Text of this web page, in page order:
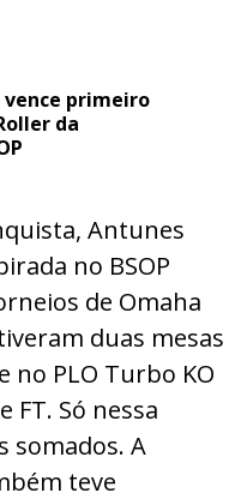
vence primeiro
da
Antunes
no BSOP
de Omaha
duas mesas
no PLO Turbo KO
FT. Só nessa
somados. A
teve